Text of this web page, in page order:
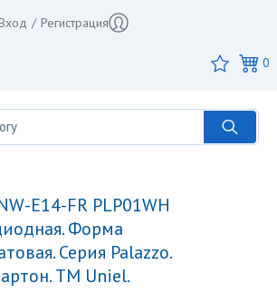
Вход / Регистрация
0
Форма
Серия Palazzo.
ТМ Uniel.